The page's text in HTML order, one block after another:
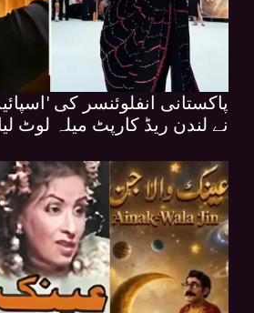
پاکستانی انفلوئنسر کی
نے لندن ریڈ کارپٹ میلہ لوٹ